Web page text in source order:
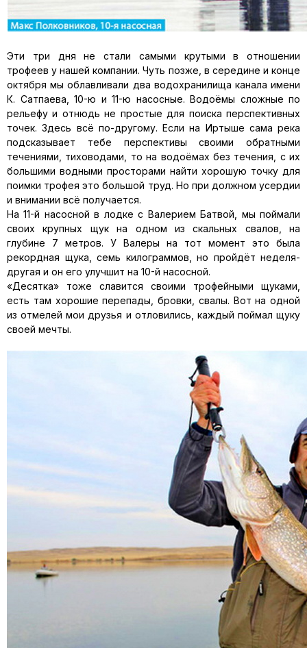
Эти три дня не стали самыми крутыми в отношении
трофеев у нашей компании. Чуть позже, в середине и конце
октября мы облавливали два водохранилища канала имени
К. Сатпаева, 10-ю и 11-ю насосные. Водоёмы сложные по
рельефу и отнюдь не простые для поиска перспективных
точек. Здесь всё по-другому. Если на Иртыше сама река
подсказывает тебе перспективы своими обратными
течениями, тиховодами, то на водоёмах без течения, с их
большими водными просторами найти хорошую точку для
поимки трофея это большой труд. Но при должном усердии
и внимании всё получается.
На 11-й насосной в лодке с Валерием Батвой, мы поймали
своих крупных щук на одном из скальных свалов, на
глубине 7 метров. У Валеры на тот момент это была
рекордная щука, семь килограммов, но пройдёт неделя-
другая и он его улучшит на 10-й насосной.
«Десятка» тоже славится своими трофейными щуками,
есть там хорошие перепады, бровки, свалы. Вот на одной
из отмелей мои друзья и отловились, каждый поймал щуку
своей мечты.